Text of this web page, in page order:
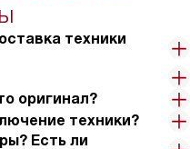
техники
оригинал?
техники?
Есть ли